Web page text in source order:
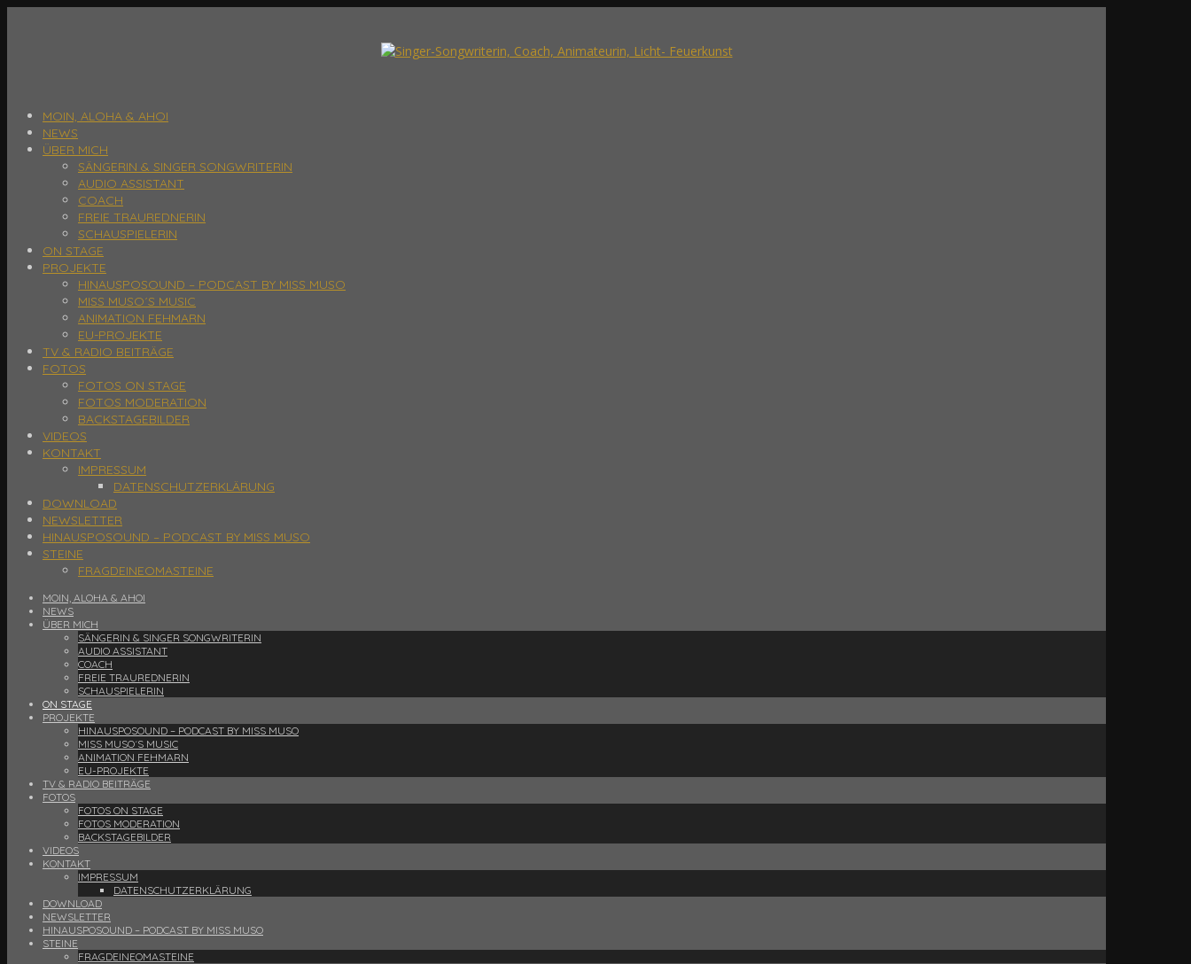
MOIN, ALOHA & AHOI
NEWS
ÜBER MICH
SÄNGERIN & SINGER SONGWRITERIN
AUDIO ASSISTANT
COACH
FREIE TRAUREDNERIN
SCHAUSPIELERIN
ON STAGE
PROJEKTE
HINAUSPOSOUND – PODCAST BY MISS MUSO
MISS MUSO´S MUSIC
ANIMATION FEHMARN
EU-PROJEKTE
TV & RADIO BEITRÄGE
FOTOS
FOTOS ON STAGE
FOTOS MODERATION
BACKSTAGEBILDER
VIDEOS
KONTAKT
IMPRESSUM
DATENSCHUTZERKLÄRUNG
DOWNLOAD
NEWSLETTER
HINAUSPOSOUND – PODCAST BY MISS MUSO
STEINE
FRAGDEINEOMASTEINE
MOIN, ALOHA & AHOI
NEWS
ÜBER MICH
SÄNGERIN & SINGER SONGWRITERIN
AUDIO ASSISTANT
COACH
FREIE TRAUREDNERIN
SCHAUSPIELERIN
ON STAGE
PROJEKTE
HINAUSPOSOUND – PODCAST BY MISS MUSO
MISS MUSO´S MUSIC
ANIMATION FEHMARN
EU-PROJEKTE
TV & RADIO BEITRÄGE
FOTOS
FOTOS ON STAGE
FOTOS MODERATION
BACKSTAGEBILDER
VIDEOS
KONTAKT
IMPRESSUM
DATENSCHUTZERKLÄRUNG
DOWNLOAD
NEWSLETTER
HINAUSPOSOUND – PODCAST BY MISS MUSO
STEINE
FRAGDEINEOMASTEINE